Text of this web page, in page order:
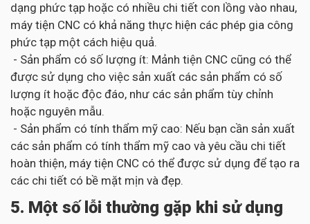
dạng phức tạp hoặc có nhiều chi tiết con lồng vào nhau,
máy tiện CNC có khả năng thực hiện các phép gia công
phức tạp một cách hiệu quả.
- Sản phẩm có số lượng ít: Mảnh tiện CNC cũng có thể
được sử dụng cho việc sản xuất các sản phẩm có số
lượng ít hoặc độc đáo, như các sản phẩm tùy chỉnh
hoặc nguyên mẫu.
- Sản phẩm có tính thẩm mỹ cao: Nếu bạn cần sản xuất
các sản phẩm có tính thẩm mỹ cao và yêu cầu chi tiết
hoàn thiện, máy tiện CNC có thể được sử dụng để tạo ra
các chi tiết có bề mặt mịn và đẹp.
5. Một số lỗi thường gặp khi sử dụng